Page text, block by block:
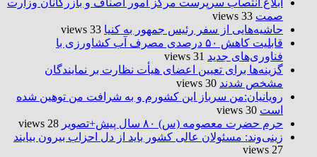
ابلاغ انتصاب سرپرست مرکز امور اصناف و بازرگانان وزارت
صمت 33 views
حاشیه‌هایی از سفر رئیس جمهور به کنیا 33 views
قابلیت کاهش ۵۰ درصدی مصرف آب کشاورزی با
فناوری‌های جدید 31 views
گزینه‌ها برای تعیین اعضای هیأت نظارت بر نمایندگان
مشخص شدند 30 views
رویانیان:من سرباز این کشورم و به شرافت من توهین شده
است 30 views
حرم حضرت‌ معصومه (س) ۸۰ سال پیش+تصویر
28 views
زینی‌وند: مسئولان عالی کشور باید از دل احزاب بیرون بیایند
27 views